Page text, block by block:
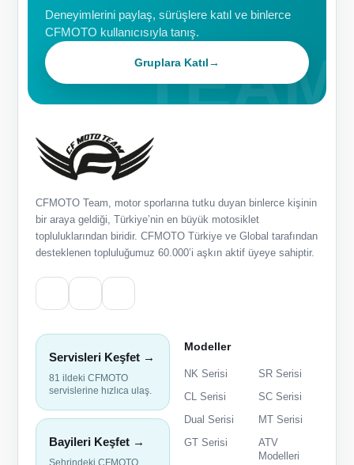
Deneyimlerini paylaş, sürüşlere katıl ve binlerce
CFMOTO kullanıcısıyla tanış.
Gruplara Katıl→
CFMOTO Team, motor sporlarına tutku duyan binlerce kişinin
bir araya geldiği, Türkiye’nin en büyük motosiklet
topluluklarından biridir. CFMOTO Türkiye ve Global tarafından
desteklenen topluluğumuz 60.000’i aşkın aktif üyeye sahiptir.
Servisleri Keşfet →
81 ildeki CFMOTO
servislerine hızlıca ulaş.
Bayileri Keşfet →
Modeller
NK Serisi
SR Serisi
CL Serisi
SC Serisi
Dual Serisi
MT Serisi
GT Serisi
ATV
Modelleri